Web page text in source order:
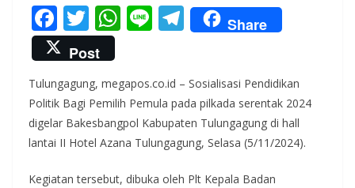
F
ac
e
b
o
o
k
T
w
itt
er
W
s
A
p
p
Li T
el
gr
a
m
Share
Post
Tulungagung, megapos.co.id – Sosialisasi Pendidikan
Politik Bagi Pemilih Pemula pada pilkada serentak 2024
digelar Bakesbangpol Kabupaten Tulungagung di hall
lantai II Hotel Azana Tulungagung, Selasa (5/11/2024).
Kegiatan tersebut, dibuka oleh Plt Kepala Badan